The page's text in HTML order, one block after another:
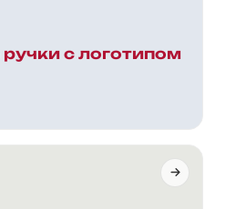
с логотипом